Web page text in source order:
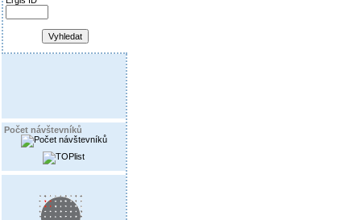
Počet návštevníků